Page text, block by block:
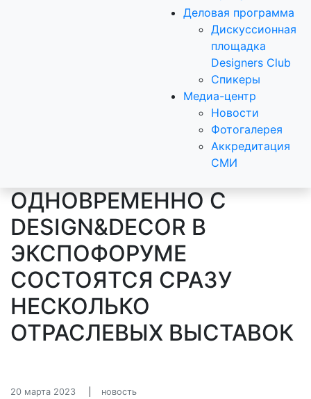
Деловая программа
Дискуссионная
площадка
Designers Club
Спикеры
Медиа-центр
Новости
Фотогалерея
Аккредитация
СМИ
ОДНОВРЕМЕННО С
DESIGN&DECOR В
ЭКСПОФОРУМЕ
СОСТОЯТСЯ СРАЗУ
НЕСКОЛЬКО
ОТРАСЛЕВЫХ ВЫСТАВОК
20 марта 2023 новость